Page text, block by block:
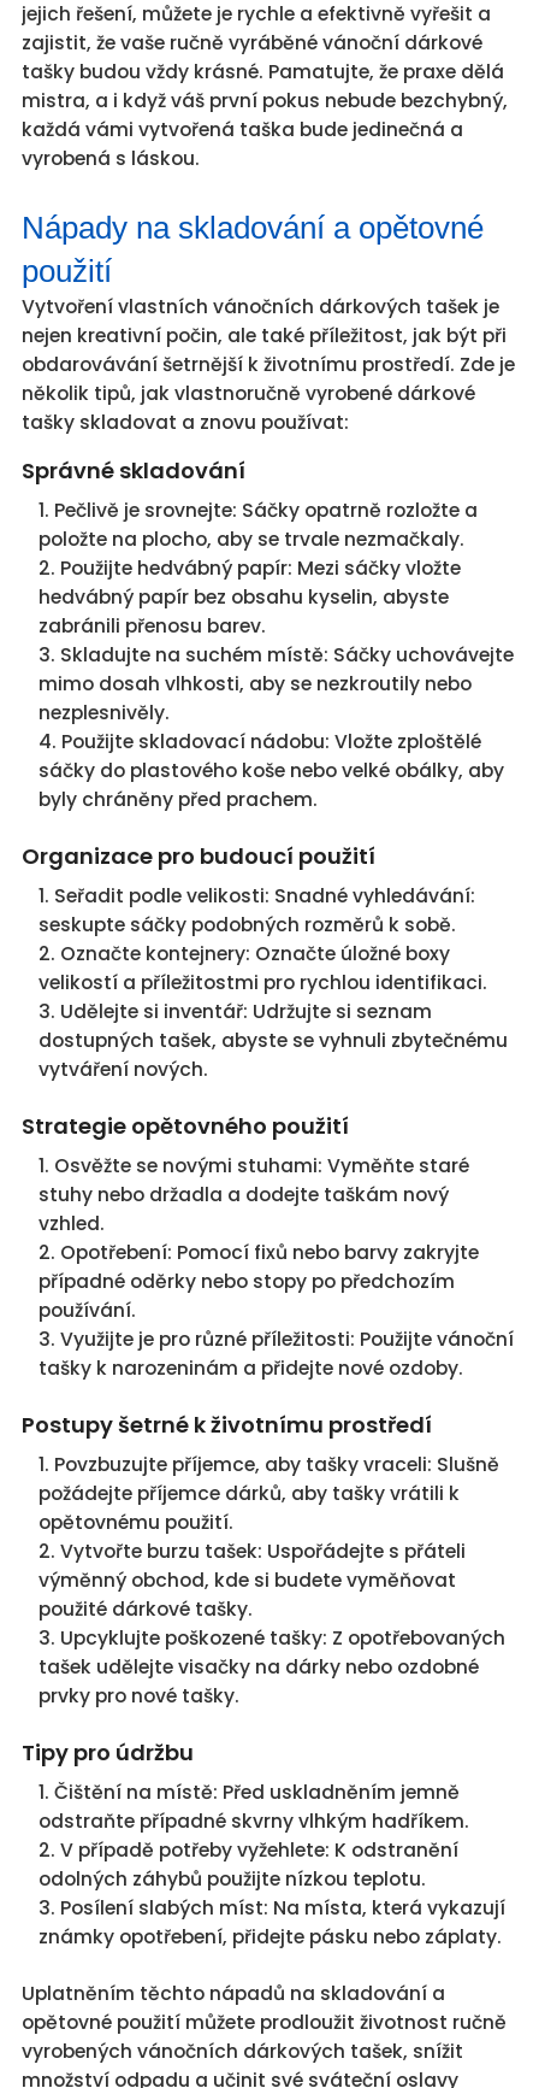
jejich řešení, můžete je rychle a efektivně vyřešit a
zajistit, že vaše ručně vyráběné vánoční dárkové
tašky budou vždy krásné. Pamatujte, že praxe dělá
mistra, a i když váš první pokus nebude bezchybný,
každá vámi vytvořená taška bude jedinečná a
vyrobená s láskou.
Nápady na skladování a opětovné
použití
Vytvoření vlastních vánočních dárkových tašek je
nejen kreativní počin, ale také příležitost, jak být při
obdarovávání šetrnější k životnímu prostředí. Zde je
několik tipů, jak vlastnoručně vyrobené dárkové
tašky skladovat a znovu používat:
Správné skladování
Pečlivě je srovnejte: Sáčky opatrně rozložte a
položte na plocho, aby se trvale nezmačkaly.
Použijte hedvábný papír: Mezi sáčky vložte
hedvábný papír bez obsahu kyselin, abyste
zabránili přenosu barev.
Skladujte na suchém místě: Sáčky uchovávejte
mimo dosah vlhkosti, aby se nezkroutily nebo
nezplesnivěly.
Použijte skladovací nádobu: Vložte zploštělé
sáčky do plastového koše nebo velké obálky, aby
byly chráněny před prachem.
Organizace pro budoucí použití
Seřadit podle velikosti: Snadné vyhledávání:
seskupte sáčky podobných rozměrů k sobě.
Označte kontejnery: Označte úložné boxy
velikostí a příležitostmi pro rychlou identifikaci.
Udělejte si inventář: Udržujte si seznam
dostupných tašek, abyste se vyhnuli zbytečnému
vytváření nových.
Strategie opětovného použití
Osvěžte se novými stuhami: Vyměňte staré
stuhy nebo držadla a dodejte taškám nový
vzhled.
Opotřebení: Pomocí fixů nebo barvy zakryjte
případné oděrky nebo stopy po předchozím
používání.
Využijte je pro různé příležitosti: Použijte vánoční
tašky k narozeninám a přidejte nové ozdoby.
Postupy šetrné k životnímu prostředí
Povzbuzujte příjemce, aby tašky vraceli: Slušně
požádejte příjemce dárků, aby tašky vrátili k
opětovnému použití.
Vytvořte burzu tašek: Uspořádejte s přáteli
výměnný obchod, kde si budete vyměňovat
použité dárkové tašky.
Upcyklujte poškozené tašky: Z opotřebovaných
tašek udělejte visačky na dárky nebo ozdobné
prvky pro nové tašky.
Tipy pro údržbu
Čištění na místě: Před uskladněním jemně
odstraňte případné skvrny vlhkým hadříkem.
V případě potřeby vyžehlete: K odstranění
odolných záhybů použijte nízkou teplotu.
Posílení slabých míst: Na místa, která vykazují
známky opotřebení, přidejte pásku nebo záplaty.
Uplatněním těchto nápadů na skladování a
opětovné použití můžete prodloužit životnost ručně
vyrobených vánočních dárkových tašek, snížit
množství odpadu a učinit své sváteční oslavy